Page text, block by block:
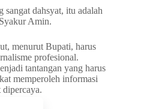
sangat dahsyat, itu adalah
Amin.
menurut Bupati, harus
profesional.
tantangan yang harus
memperoleh informasi